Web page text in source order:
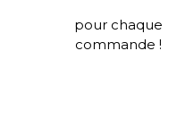
pour chaque
commande !